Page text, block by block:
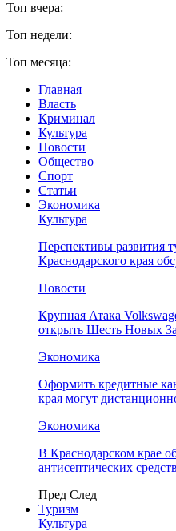
Топ вчера:
Топ недели:
Топ месяца:
Главная
Власть
Криминал
Культура
Новости
Общество
Спорт
Статьи
Экономика
Культура
Перспективы развития
Краснодарского края
Новости
Крупная Атака
открыть Шесть Новых
Экономика
Оформить кредитные
края могут
Экономика
В Краснодарском крае
антисептических
Пред След
Туризм
Культура